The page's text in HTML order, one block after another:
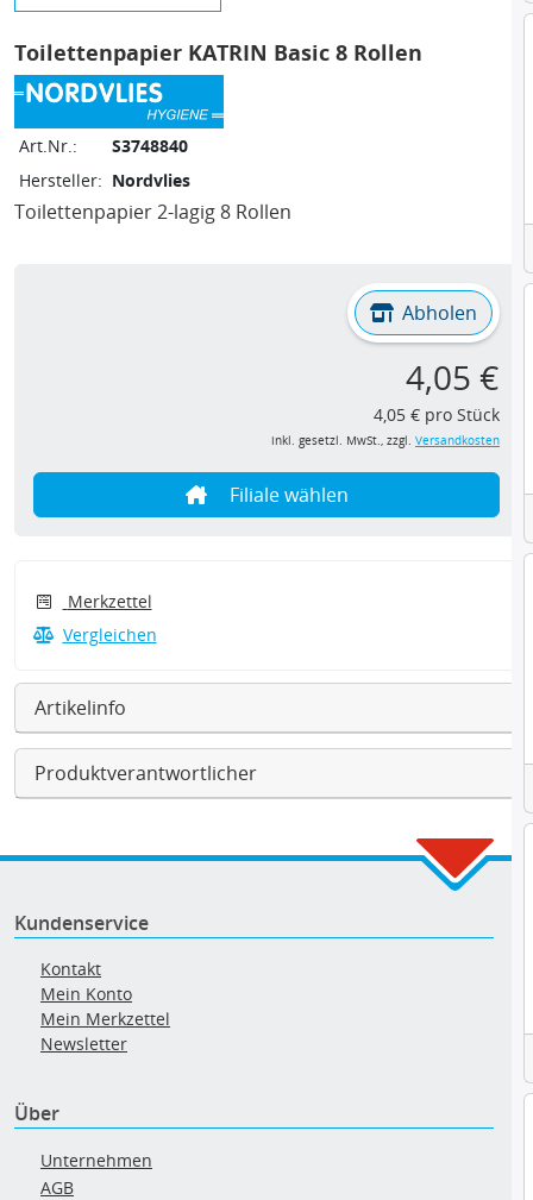
Toilettenpapier KATRIN Basic 8 Rollen
Art.Nr.:
S3748840
Hersteller: Nordvlies
Toilettenpapier 2-lagig 8 Rollen
Abholen
4,05 €
4,05 € pro Stück
inkl. gesetzl. MwSt., zzgl. Versandkosten
Filiale wählen
Merkzettel
Vergleichen
Artikelinfo
Produktverantwortlicher
Kundenservice
Kontakt
Mein Konto
Mein Merkzettel
Newsletter
Über
Unternehmen
AGB